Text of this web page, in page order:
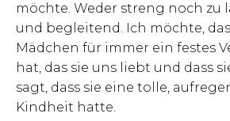
möchte. Weder streng noch zu
und begleitend. Ich möchte,
Mädchen für immer ein festes
hat, das sie uns liebt und dass
sagt, dass sie eine tolle,
Kindheit hatte.